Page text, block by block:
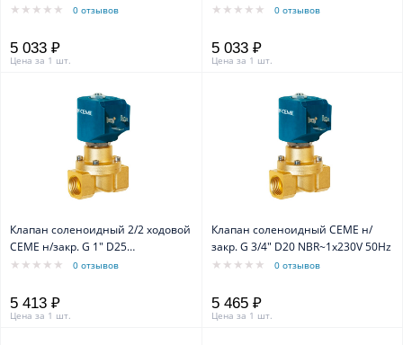
0 отзывов
5 033 ₽
Цена за 1 шт.
0 отзывов
5 033 ₽
Цена за 1 шт.
Клапан соленоидный 2/2 ходовой
CEME н/закр. G 1" D25
NBR~1x230V 50Hz
0 отзывов
5 413 ₽
Цена за 1 шт.
Клапан соленоидный CEME н/
закр. G 3/4" D20 NBR~1x230V 50Hz
0 отзывов
5 465 ₽
Цена за 1 шт.